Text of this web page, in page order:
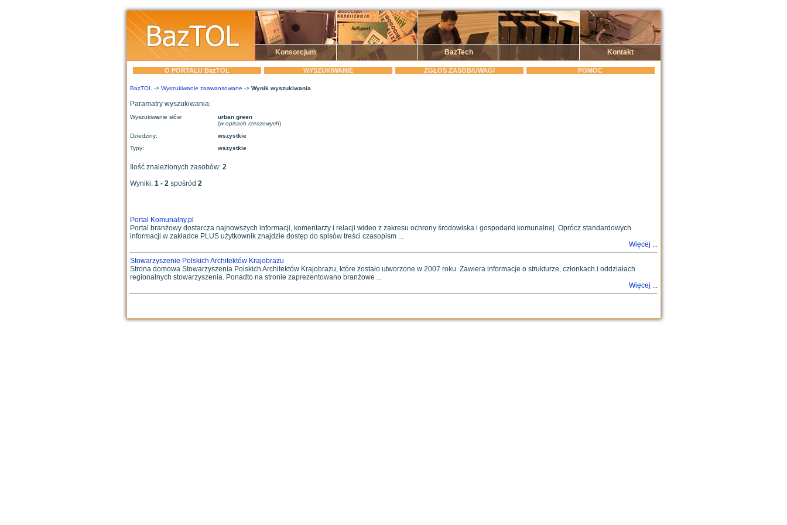
Konsorcjum BazTech Kontakt
O PORTALU BazTOL WYSZUKIWANIE ZGŁOŚ ZASÓB/UWAGI POMOC
BazTOL -> Wyszukiwanie zaawansowane -> Wynik wyszukiwania
Paramatry wyszukiwania:
Wyszukiwanie słów:
urban green
(w opisach rzeczowych)
Dziedziny:
wszystkie
Typy:
wszystkie
Ilość znalezionych zasobów: 2
Wyniki: 1 - 2 spośród 2
Portal Komunalny.pl
Portal branżowy dostarcza najnowszych informacji, komentarzy i relacji wideo z zakresu ochrony środowiska i gospodarki komunalnej. Oprócz standardowych
informacji w zakładce PLUS użytkownik znajdzie dostęp do spisów treści czasopism ...
Więcej ...
Stowarzyszenie Polskich Architektów Krajobrazu
Strona domowa Stowarzyszenia Polskich Architektów Krajobrazu, które zostało utworzone w 2007 roku. Zawiera informacje o strukturze, członkach i oddziałach
regionalnych stowarzyszenia. Ponadto na stronie zaprezentowano branżowe ...
Więcej ...